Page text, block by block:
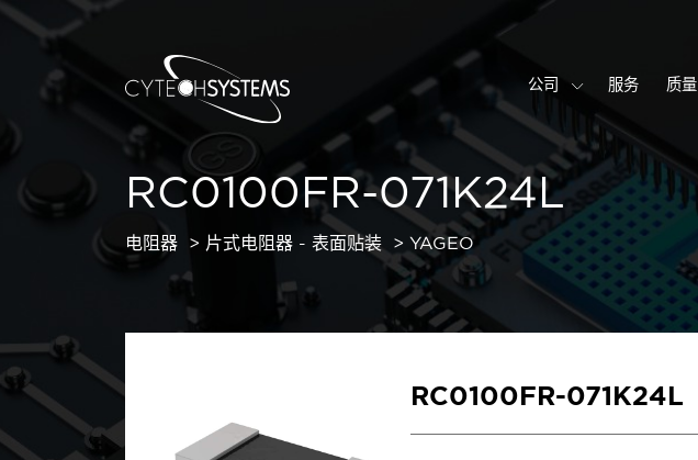
公司 服务 质量
RC0100FR-071K24L
电阻器 片式电阻器 - 表面贴装 YAGEO
RC0100FR-071K24L